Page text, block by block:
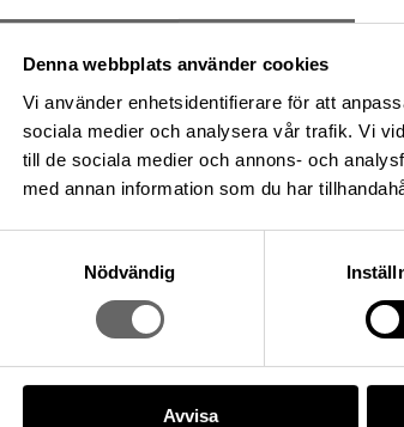
Denna webbplats använder cookies
Vi använder enhetsidentifierare för att
sociala medier och analysera vår trafik. Vi
till de sociala medier och annons- och
med annan information som du har
Nödvändig
Avvisa
på denna sida är fri att använda enligt licensen
hos Statens historiska museer.